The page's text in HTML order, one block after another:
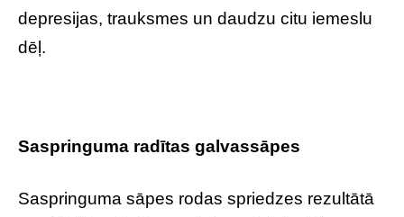
depresijas, trauksmes un daudzu citu iemeslu
dēļ.
Saspringuma radītas galvassāpes
Saspringuma sāpes rodas spriedzes rezultātā